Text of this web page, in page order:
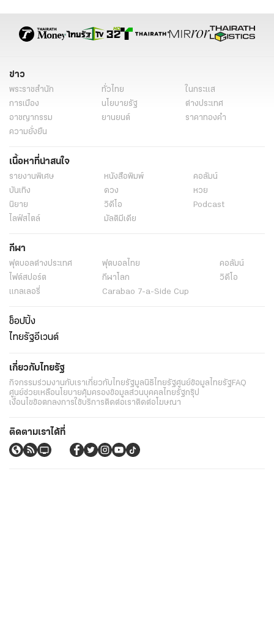
ต้นหมากเหลืองปลอม ต้นบอนไซปลอม
ต้นไม้ปลอมเหมือนจริง
ข่าว
พระราชสำนัก ทั่วไทย
ในกระแส
การเมือง
นโยบายรัฐ
ต่างประเทศ
อาชญากรรม
ยานยนต์
ราคาทองคำ
ความยั่งยืน
เนื้อหาที่น่าสนใจ
รายงานพิเศษ หนังสือพิมพ์
คอลัมน์
บันเทิง
ดวง
หวย
นิยาย
วิดีโอ
Podcast
ไลฟ์สไตล์
มัลติมีเดีย
กีฬา
ฟุตบอลต่่างประเทศ ฟุตบอลไทย
คอลัมน์
ไฟต์สปอร์ต
กีฬาโลก
วิดีโอ
แกลเลอรี่
Carabao 7-a-Side Cup
ช็อปปิ้ง
ไทยรัฐอีเวนต์
เกี่ยวกับไทยรัฐ
กิจกรรมร่วมงานกับเราเกี่ยวกับไทยรัฐมูลนิธิไทยรัฐศูนย์ข้อมูลไทยรัฐFAQ
ศูนย์ช่วยเหลือนโยบายคุ้มครองข้อมูลส่วนบุคคลไทยรัฐกรุ๊ป
เงื่อนไขข้อตกลงการใช้บริการติดต่อเราติดต่อโฆษณา
ติดตามเราได้ที่